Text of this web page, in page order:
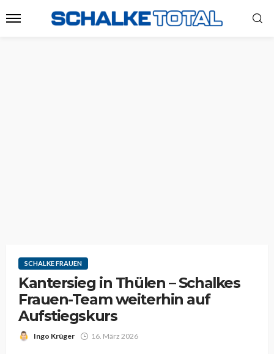
SCHALKE FRAUEN
Kantersieg in Thülen – Schalkes
Frauen-Team weiterhin auf
Aufstiegskurs
Ingo Krüger 16. März 2026